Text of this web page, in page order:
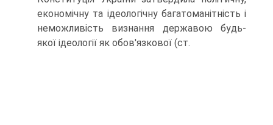
економічну та ідеологічну багатоманітність і
неможливість визнання державою будь-
якої ідеології як обов'язкової (ст.